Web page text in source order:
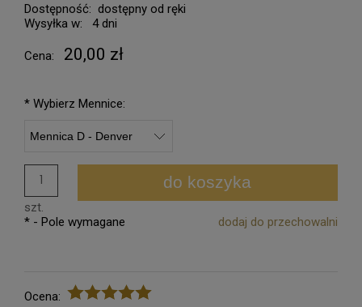
Dostępność: dostępny od ręki
Wysyłka w:
4 dni
Cena: 20,00 zł
* Wybierz Mennice:
szt.
do koszyka
dodaj do przechowalni
* - Pole wymagane
Ocena: